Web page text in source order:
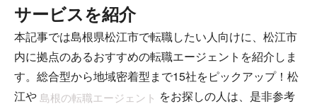
サービスを紹介
本記事では島根県松江市で転職したい人向けに、松江市
内に拠点のあるおすすめの転職エージェントを紹介しま
す。総合型から地域密着型まで15社をピックアップ！松
江や島根の転職エージェント をお探しの人は、是非参考